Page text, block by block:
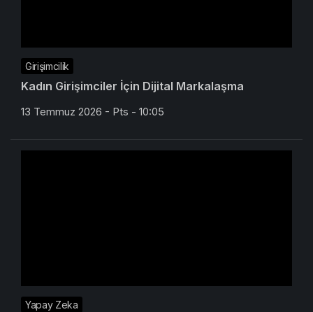
Girişimcilik
Kadın Girişimciler İçin Dijital Markalaşma
13 Temmuz 2026 - Pts - 10:05
Yapay Zeka